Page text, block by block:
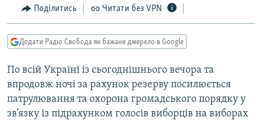
Перейти
до
пошуку
СУСПІЛЬСТВО
УКРАЇНА
ДОНБАС.РЕАЛІЇ
ТИ ЯК?
СХЕМИ
КИТАЙ.ВИКЛИКИ
МУЛЬТИМЕДІА
Поділитись Читати без VPN
Додати Радіо Свобода як бажане джерело в Google
По всій Україні із сьогоднішнього вечора та
впродовж ночі за рахунок резерву посилюється
патрулювання та охорона громадського порядку у
зв’язку із підрахунком голосів виборців на виборах